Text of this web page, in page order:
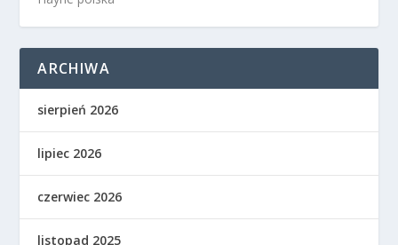
ARCHIWA
sierpień 2026
lipiec 2026
czerwiec 2026
listopad 2025